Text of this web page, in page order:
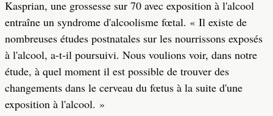
Kasprian, une grossesse sur 70 avec exposition à l'alcool
entraîne un syndrome d'alcoolisme fœtal. « Il existe de
nombreuses études postnatales sur les nourrissons exposés
à l'alcool, a-t-il poursuivi. Nous voulions voir, dans notre
étude, à quel moment il est possible de trouver des
changements dans le cerveau du fœtus à la suite d'une
exposition à l'alcool. »